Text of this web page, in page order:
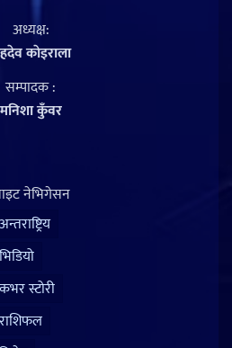
अध्यक्ष:
काेइराला
सम्पादक :
मनिशा कुँवर
नेभिगेसन
अन्तराष्ट्रिय
भिडियो
कभर स्टोरी
राशिफल